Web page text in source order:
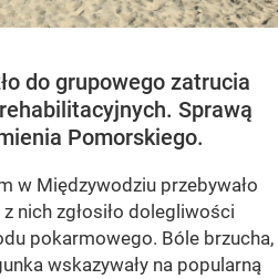
do grupowego zatrucia
Sprawą
Pomorskiego.
w Międzywodziu przebywało
nich zgłosiło dolegliwości
pokarmowego. Bóle brzucha,
wskazywały na popularną